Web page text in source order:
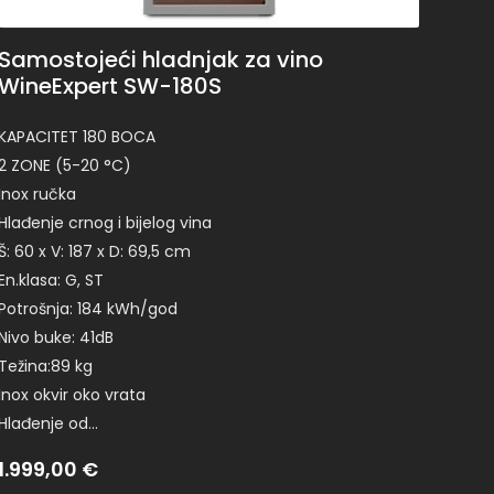
Samostojeći hladnjak za vino
SW-180S
180 BOCA
ZONE (5-20 °C)
ručka
crnog i bijelog vina
Š: 60 x V: 187 x D: 69,5 cm
G, ST
184 kWh/god
buke: 41dB
Težina:89 kg
okvir oko vrata
od…
€